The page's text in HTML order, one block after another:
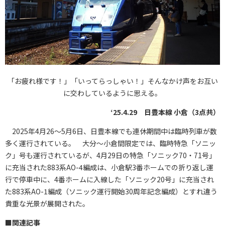
「お疲れ様です！」「いってらっしゃい！」そんなかけ声をお互い
に交わしているように思える。
‘25.4.29 日豊本線 小倉（3点共）
2025年4月26～5月6日、日豊本線でも連休期間中は臨時列車が数
多く運行されている。 大分～小倉間限定では、臨時特急「ソニッ
ク」号も運行されているが、4月29日の特急「ソニック70・71号」
に充当された883系AO-4編成は、小倉駅3番ホームでの折り返し運
行で停車中に、4番ホームに入線した「ソニック20号」に充当され
た883系AO-1編成（ソニック運行開始30周年記念編成）とすれ違う
貴重な光景が展開された。
■関連記事